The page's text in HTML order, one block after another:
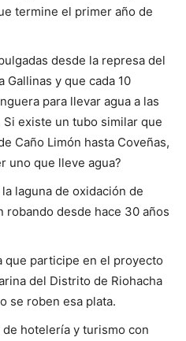
termine el primer año de
desde la represa del
Gallinas y que cada 10
para llevar agua a las
existe un tubo similar que
Caño Limón hasta Coveñas,
uno que lleve agua?
laguna de oxidación de
robando desde hace 30 años
que participe en el proyecto
del Distrito de Riohacha
se roben esa plata.
hotelería y turismo con